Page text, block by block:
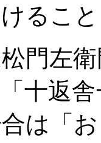
るこ
門左
十返
は「